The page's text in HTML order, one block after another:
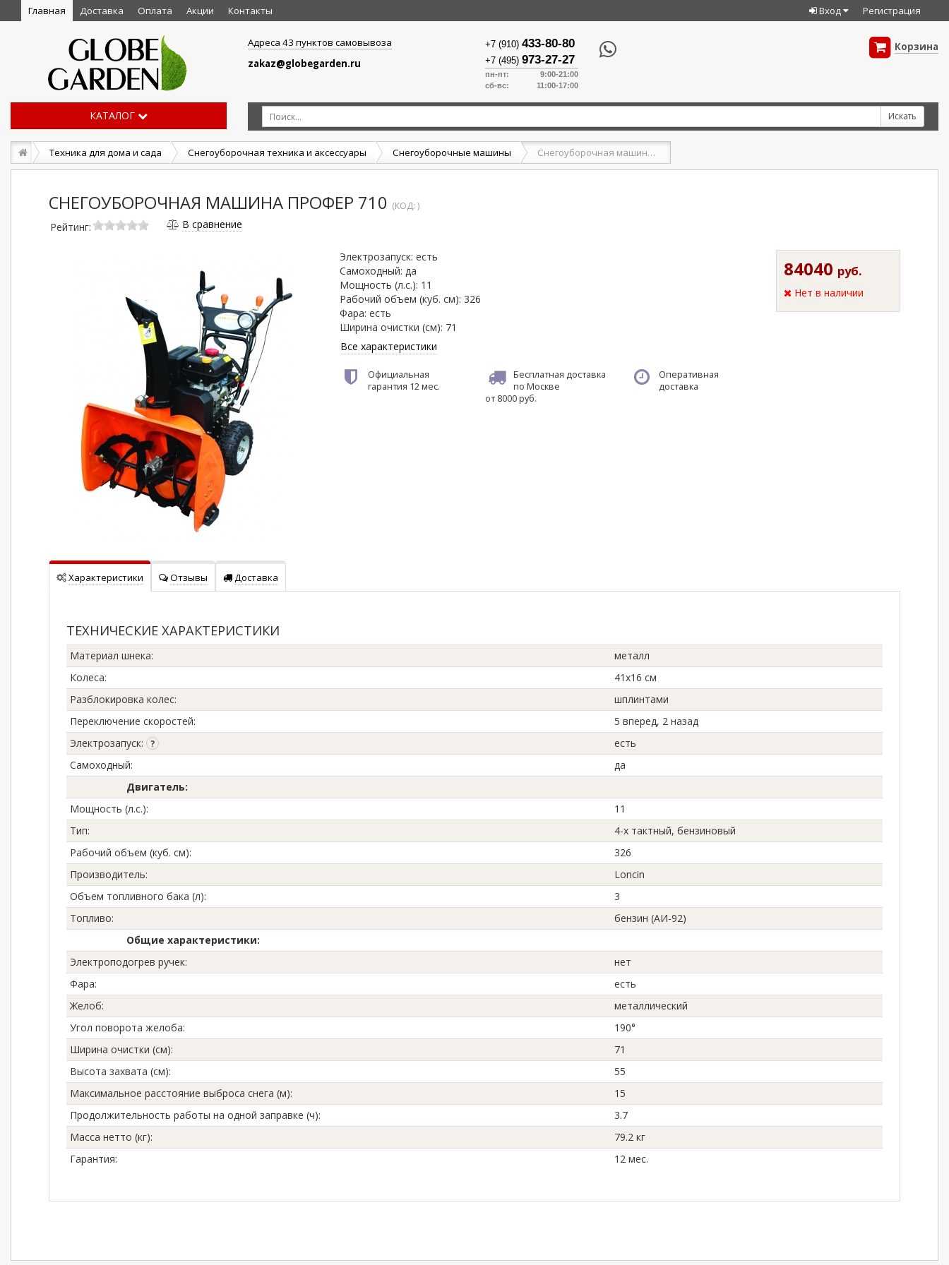
Главная Доставка Оплата Акции Контакты Вход Регистрация
Адреса 43 пунктов самовывоза
zakaz@globegarden.ru
+7 (910) 433-80-80
+7 (495) 973-27-27
пн-пт: 9:00-21:00
сб-вс: 11:00-17:00
Корзина
КАТАЛОГ
Техника для дома и сада Снегоуборочная техника и аксессуары Снегоуборочные машины Снегоуборочная машина ПРОФЕР 710
СНЕГОУБОРОЧНАЯ МАШИНА ПРОФЕР 710 (КОД: )
Рейтинг: В сравнение
Электрозапуск: есть
Самоходный: да
Мощность (л.с.): 11
Рабочий объем (куб. см): 326
Фара: есть
Ширина очистки (см): 71
Все характеристики
Официальная
гарантия 12 мес.
Бесплатная доставка
по Москве
от 8000 руб.
Оперативная
доставка
84040 руб.
Нет в наличии
Характеристики Отзывы Доставка
ТЕХНИЧЕСКИЕ ХАРАКТЕРИСТИКИ
Материал шнека:
металл
Колеса:
41х16 см
Разблокировка колес:
шплинтами
Переключение скоростей:
5 вперед, 2 назад
Электрозапуск:
есть
Самоходный:
да
Двигатель:
Мощность (л.с.):
11
Тип:
4-х тактный, бензиновый
Рабочий объем (куб. см):
326
Производитель:
Loncin
Объем топливного бака (л):
3
Топливо:
бензин (АИ-92)
Общие характеристики:
Электроподогрев ручек:
нет
Фара:
есть
Желоб:
металлический
Угол поворота желоба:
190°
Ширина очистки (см):
71
Высота захвата (см):
55
Максимальное расстояние выброса снега (м):
15
Продолжительность работы на одной заправке (ч):
3.7
Масса нетто (кг):
79.2 кг
Гарантия: 12 мес.